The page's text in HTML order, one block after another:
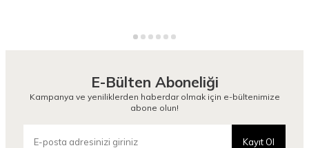
E-Bülten Aboneliği
Kampanya ve yeniliklerden haberdar olmak için e-bültenimize
abone olun!
Kayıt Ol